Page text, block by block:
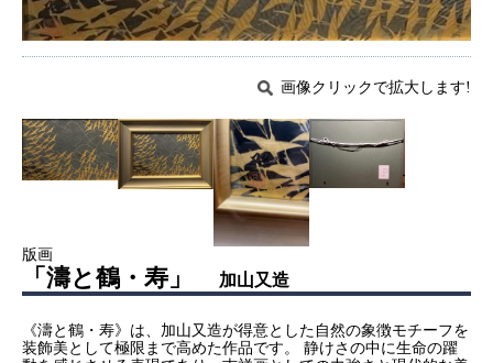
画像クリックで拡大します!
版画
「濤と鶴・寿」 加山又造
《濤と鶴・寿》は、加山又造が得意とした自然の象徴モチーフを
装飾美として極限まで高めた作品です。 静けさの中に生命の躍